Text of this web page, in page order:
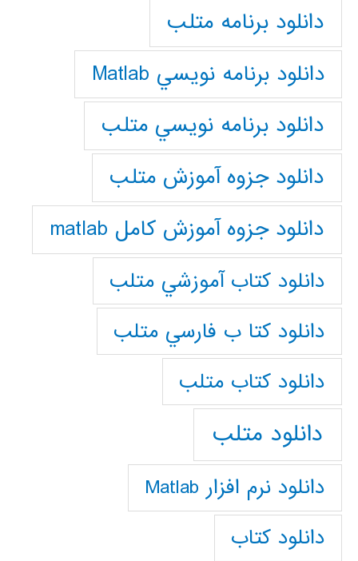
دانلود برنامه متلب
دانلود برنامه نويسي Matlab
دانلود برنامه نويسي متلب
دانلود جزوه آموزش متلب
دانلود جزوه آموزش کامل matlab
دانلود كتاب آموزشي متلب
دانلود كتا ب فارسي متلب
دانلود كتاب متلب
دانلود متلب
دانلود نرم افزار Matlab
دانلود کتاب